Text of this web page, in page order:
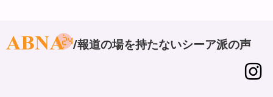
報道の場を持たないシーア派の声